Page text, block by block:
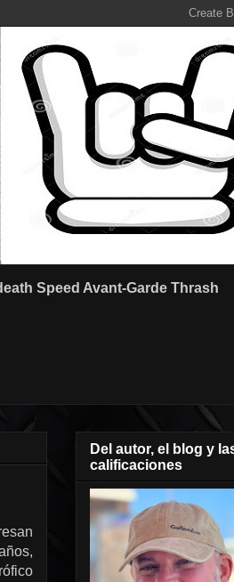
Speed Avant-Garde Thrash
Del autor, el blog y
calificaciones